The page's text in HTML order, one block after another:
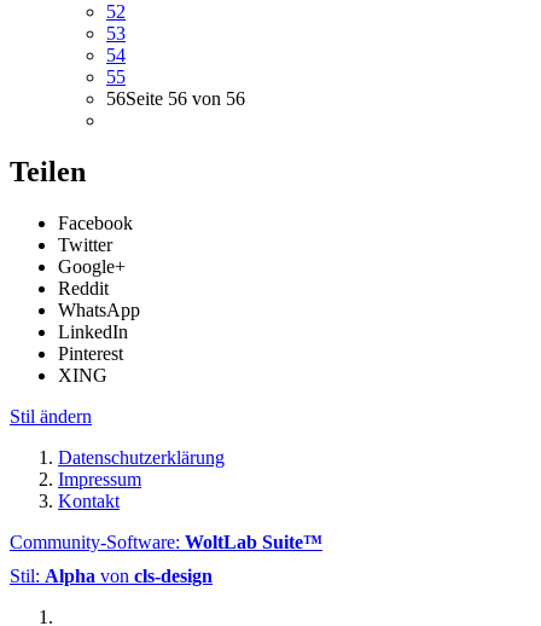
52
53
54
55
56Seite 56 von 56
Teilen
Facebook
Twitter
Google+
Reddit
WhatsApp
LinkedIn
Pinterest
XING
Stil ändern
Datenschutzerklärung
Impressum
Kontakt
Community-Software: WoltLab Suite™
Stil: Alpha von cls-design